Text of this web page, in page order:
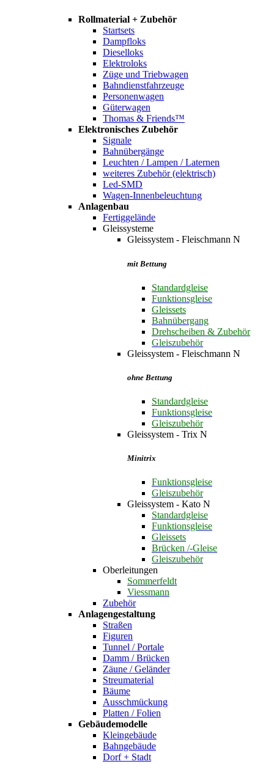
Rollmaterial + Zubehör
Startsets
Dampfloks
Dieselloks
Elektroloks
Züge und Triebwagen
Bahndienstfahrzeuge
Personenwagen
Güterwagen
Thomas & Friends™
Elektronisches Zubehör
Signale
Bahnübergänge
Leuchten / Lampen / Laternen
weiteres Zubehör (elektrisch)
Led-SMD
Wagen-Innenbeleuchtung
Anlagenbau
Fertiggelände
Gleissysteme
Gleissystem - Fleischmann N
mit Bettung
Standardgleise
Funktionsgleise
Gleissets
Bahnübergang
Drehscheiben & Zubehör
Gleiszubehör
Gleissystem - Fleischmann N
ohne Bettung
Standardgleise
Funktionsgleise
Gleiszubehör
Gleissystem - Trix N
Minitrix
Funktionsgleise
Gleiszubehör
Gleissystem - Kato N
Standardgleise
Funktionsgleise
Gleissets
Brücken /-Gleise
Gleiszubehör
Oberleitungen
Sommerfeldt
Viessmann
Zubehör
Anlagengestaltung
Straßen
Figuren
Tunnel / Portale
Damm / Brücken
Zäune / Geländer
Streumaterial
Bäume
Ausschmückung
Platten / Folien
Gebäudemodelle
Kleingebäude
Bahngebäude
Dorf + Stadt